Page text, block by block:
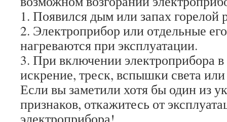
1. Появился дым или запах горелой
2. Электроприбор или отдельные
нагреваются при эксплуатации.
3. При включении электроприбора в
искрение, треск, вспышки света
Если вы заметили хотя бы один из
признаков, откажитесь от
электроприбора!